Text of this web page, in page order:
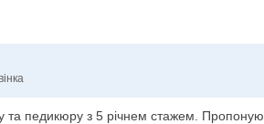
та педикюру з 5 річнем стажем. Пропоную